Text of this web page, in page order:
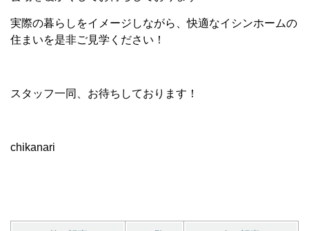
実際の暮らしをイメージしながら、快適なイシンホームの
住まいを是非ご見学ください！
スタッフ一同、お待ちしております！
chikanari